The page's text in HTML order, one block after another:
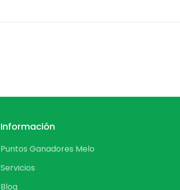
Información
Puntos Ganadores Melo
Servicios
Blog